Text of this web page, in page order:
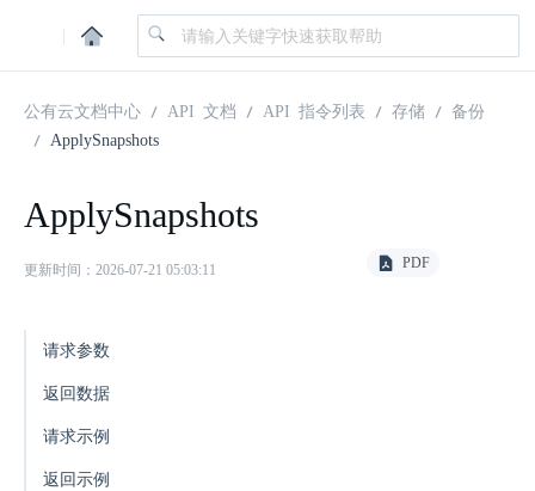
|
公有云文档中心 API 文档 API 指令列表 存储
备份
ApplySnapshots
ApplySnapshots
更新时间：2026-07-21 05:03:11 PDF
请求参数
返回数据
请求示例
返回示例